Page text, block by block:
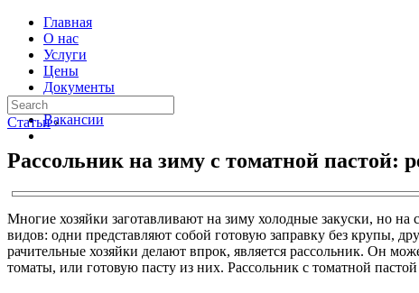
Главная
О нас
Услуги
Цены
Документы
Контакты
Вакансии
Статьи ›
Рассольник на зиму с томатной пастой:
Многие хозяйки заготавливают на зиму холодные закуски, но
видов: одни представляют собой готовую заправку без крупы,
рачительные хозяйки делают впрок, является рассольник. Он
томаты, или готовую пасту из них. Рассольник с томатной